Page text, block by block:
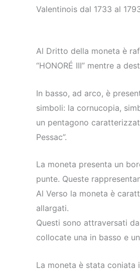
Valentinois dal 1733 al
Al Dritto della moneta è
“HONORÉ III” mentre a
In basso, ad arco, è
simboli: la cornucopia,
un pentagono
Pessac”.
La moneta presenta un
punte. Queste
Al Verso la moneta è
allargati.
Questi sono attraversati
collocate una in basso e
La moneta è stata coniata